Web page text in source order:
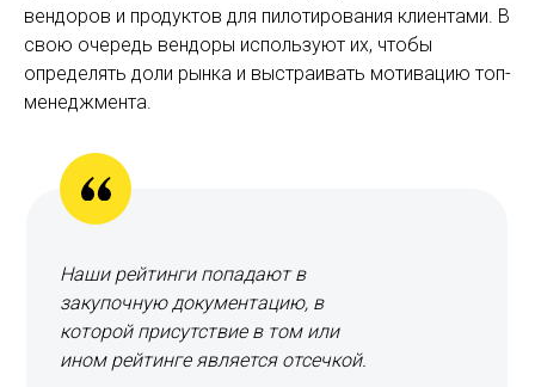
вендоров и продуктов для пилотирования клиентами. В
свою очередь вендоры используют их, чтобы
определять доли рынка и выстраивать мотивацию топ-
менеджмента.
Наши рейтинги попадают в
закупочную документацию, в
которой присутствие в том или
ином рейтинге является отсечкой.